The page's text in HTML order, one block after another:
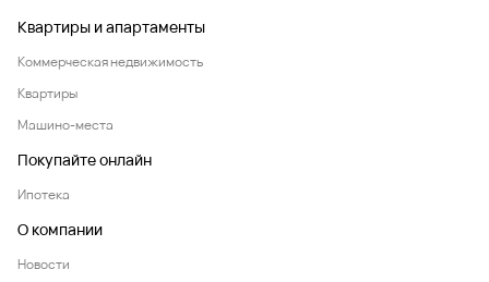
Квартиры и апартаменты
Коммерческая недвижимость
Квартиры
Машино-места
Покупайте онлайн
Ипотека
О компании
Новости